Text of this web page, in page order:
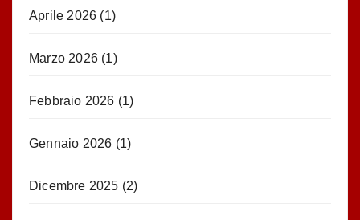
Aprile 2026 (1)
Marzo 2026 (1)
Febbraio 2026 (1)
Gennaio 2026 (1)
Dicembre 2025 (2)